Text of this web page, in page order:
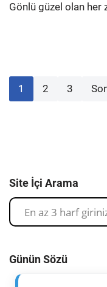
Gönlü güzel olan her
1 2 3
Site İçi Arama
Günün Sözü